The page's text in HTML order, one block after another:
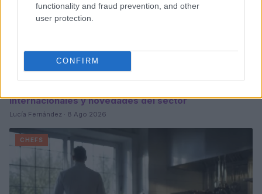
functionality and fraud prevention, and other
user protection.
CONFIRM
internacionales y novedades del sector
Lucía Fernández · 8 Ago 2026
CHEFS